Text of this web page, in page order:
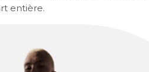
entière.